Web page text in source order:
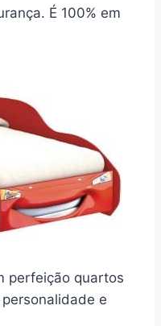
É 100% em
perfeição quartos
e